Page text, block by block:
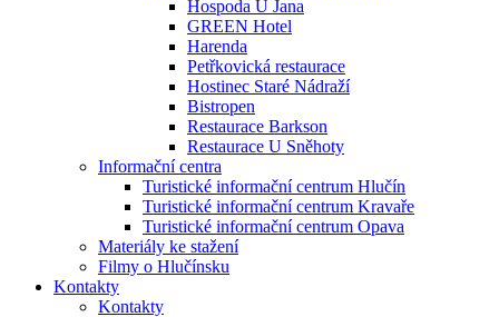
Hospoda U Jana
GREEN Hotel
Harenda
Petřkovická restaurace
Hostinec Staré Nádraží
Bistropen
Restaurace Barkson
Restaurace U Sněhoty
Informační centra
Turistické informační centrum Hlučín
Turistické informační centrum Kravaře
Turistické informační centrum Opava
Materiály ke stažení
Filmy o Hlučínsku
Kontakty
Kontakty